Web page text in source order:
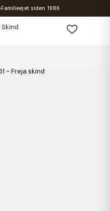
Familieejet siden 1986